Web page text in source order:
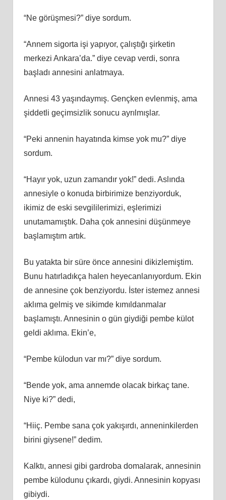
“Ne görüşmesi?” diye sordum.
“Annem sigorta işi yapıyor, çalıştığı şirketin
merkezi Ankara’da.” diye cevap verdi, sonra
başladı annesini anlatmaya.
Annesi 43 yaşındaymış. Gençken evlenmiş, ama
şiddetli geçimsizlik sonucu ayrılmışlar.
“Peki annenin hayatında kimse yok mu?” diye
sordum.
“Hayır yok, uzun zamandır yok!” dedi. Aslında
annesiyle o konuda birbirimize benziyorduk,
ikimiz de eski sevgililerimizi, eşlerimizi
unutamamıştık. Daha çok annesini düşünmeye
başlamıştım artık.
Bu yatakta bir süre önce annesini dikizlemiştim.
Bunu hatırladıkça halen heyecanlanıyordum. Ekin
de annesine çok benziyordu. İster istemez annesi
aklıma gelmiş ve sikimde kımıldanmalar
başlamıştı. Annesinin o gün giydiği pembe külot
geldi aklıma. Ekin’e,
“Pembe külodun var mı?” diye sordum.
“Bende yok, ama annemde olacak birkaç tane.
Niye ki?” dedi,
“Hiiç. Pembe sana çok yakışırdı, anneninkilerden
birini giysene!” dedim.
Kalktı, annesi gibi gardroba domalarak, annesinin
pembe külodunu çıkardı, giydi. Annesinin kopyası
gibiydi.